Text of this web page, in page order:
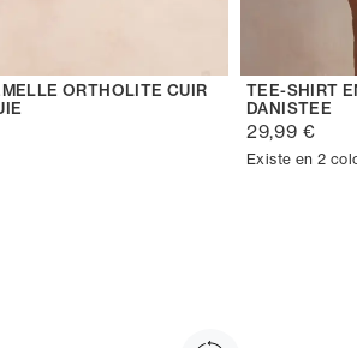
ORTHOLITE CUIR
TEE-SHIRT
DANISTEE
29,99 €
Existe en 2